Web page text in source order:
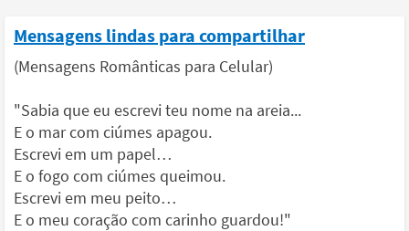
Mensagens lindas para compartilhar
(Mensagens Românticas para Celular)
"Sabia que eu escrevi teu nome na areia...
E o mar com ciúmes apagou.
Escrevi em um papel…
E o fogo com ciúmes queimou.
Escrevi em meu peito…
E o meu coração com carinho guardou!"